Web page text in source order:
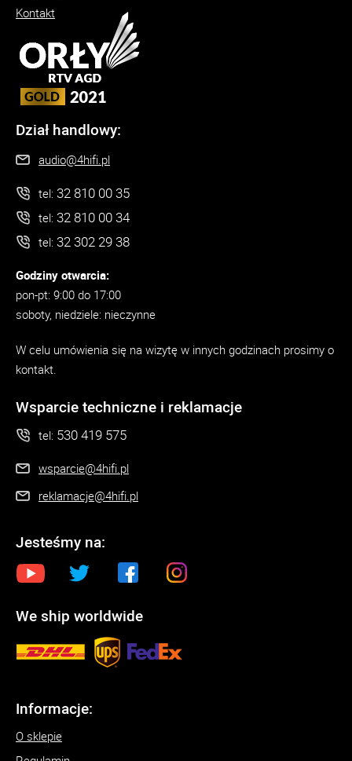
Kontakt
Dział handlowy:
audio@4hifi.pl
tel: 32 810 00 35
tel: 32 810 00 34
tel: 32 302 29 38
Godziny otwarcia:
pon-pt: 9:00 do 17:00
soboty, niedziele: nieczynne
W celu umówienia się na wizytę w innych godzinach prosimy o
kontakt.
Wsparcie techniczne i reklamacje
tel: 530 419 575
wsparcie@4hifi.pl
reklamacje@4hifi.pl
Jesteśmy na:
We ship worldwide
Informacje:
O sklepie